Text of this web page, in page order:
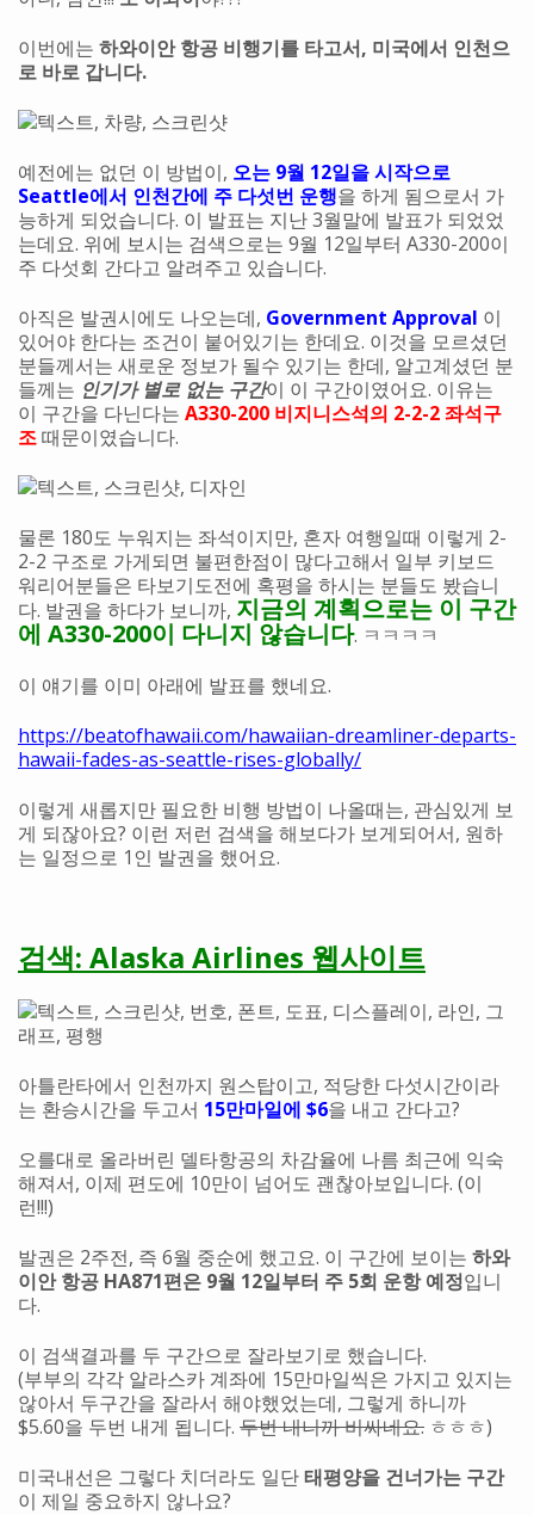
이번에는 하와이안 항공 비행기를 타고서, 미국에서 인천으
로 바로 갑니다.
예전에는 없던 이 방법이, 오는 9월 12일을 시작으로
Seattle에서 인천간에 주 다섯번 운행을 하게 됨으로서 가
능하게 되었습니다. 이 발표는 지난 3월말에 발표가 되었었
는데요. 위에 보시는 검색으로는 9월 12일부터 A330-200이
주 다섯회 간다고 알려주고 있습니다.
아직은 발권시에도 나오는데, Government Approval 이
있어야 한다는 조건이 붙어있기는 한데요. 이것을 모르셨던
분들께서는 새로운 정보가 될수 있기는 한데, 알고계셨던 분
들께는 인기가 별로 없는 구간이 이 구간이였어요. 이유는
이 구간을 다닌다는 A330-200 비지니스석의 2-2-2 좌석구
조때문이였습니다.
물론 180도 누워지는 좌석이지만, 혼자 여행일때 이렇게 2-
2-2 구조로 가게되면 불편한점이 많다고해서 일부 키보드
워리어분들은 타보기도전에 혹평을 하시는 분들도 봤습니
다. 발권을 하다가 보니까, 지금의 계획으로는 이 구간
에 A330-200이 다니지 않습니다. ㅋㅋㅋㅋ
이 얘기를 이미 아래에 발표를 했네요.
https://beatofhawaii.com/hawaiian-dreamliner-departs-
hawaii-fades-as-seattle-rises-globally/
이렇게 새롭지만 필요한 비행 방법이 나올때는, 관심있게 보
게 되잖아요? 이런 저런 검색을 해보다가 보게되어서, 원하
는 일정으로 1인 발권을 했어요.
검색: Alaska Airlines 웹사이트
아틀란타에서 인천까지 원스탑이고, 적당한 다섯시간이라
는 환승시간을 두고서 15만마일에 $6을 내고 간다고?
오를대로 올라버린 델타항공의 차감율에 나름 최근에 익숙
해져서, 이제 편도에 10만이 넘어도 괜찮아보입니다. (이
런!!!)
발권은 2주전, 즉 6월 중순에 했고요. 이 구간에 보이는 하와
이안 항공 HA871편은 9월 12일부터 주 5회 운항 예정입니
다.
이 검색결과를 두 구간으로 잘라보기로 했습니다.
(부부의 각각 알라스카 계좌에 15만마일씩은 가지고 있지는
않아서 두구간을 잘라서 해야했었는데, 그렇게 하니까
$5.60을 두번 내게 됩니다. 두번 내니까 비싸네요. ㅎㅎㅎ)
미국내선은 그렇다 치더라도 일단태평양을 건너가는 구간
이 제일 중요하지 않나요?